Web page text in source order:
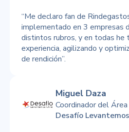
“Me declaro fan de
implementado en 3 empresas
distintos rubros, y en todas he
experiencia, agilizando y
de rendición”.
Miguel Daza
Coordinador del
Desafío